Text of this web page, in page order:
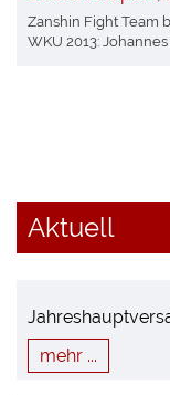
Zanshin Fight Team
WKU 2013:
Aktuell
mehr ...